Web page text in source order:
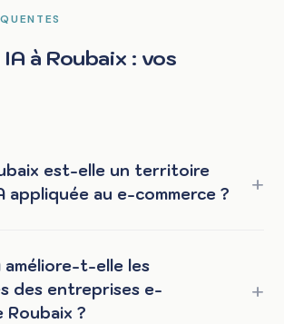
à Roubaix : vos
est-elle un territoire
appliquée au e-commerce ?
améliore-t-elle les
des entreprises e-
Roubaix ?